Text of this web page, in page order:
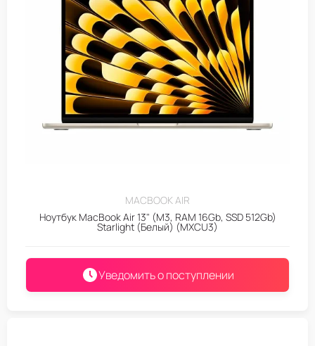
MACBOOK AIR
Ноутбук MacBook Air 13" (M3, RAM 16Gb, SSD 512Gb)
Starlight (Белый) (MXCU3)
Уведомить о поступлении